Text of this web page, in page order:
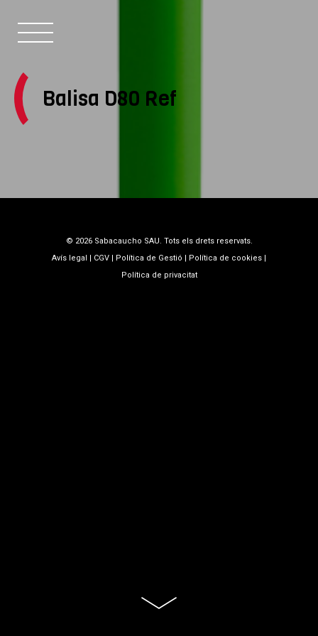
Balisa D80 Ref
Balisa D80 Ref
© 2026 Sabacaucho SAU. Tots els drets reservats.
Avís legal | CGV | Política de Gestió | Política de cookies |
Política de privacitat